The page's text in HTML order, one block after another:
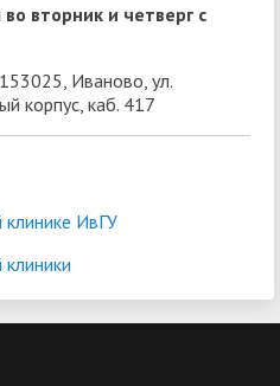
вторник и четверг с
Иваново, ул.
корпус, каб. 417
ИвГУ